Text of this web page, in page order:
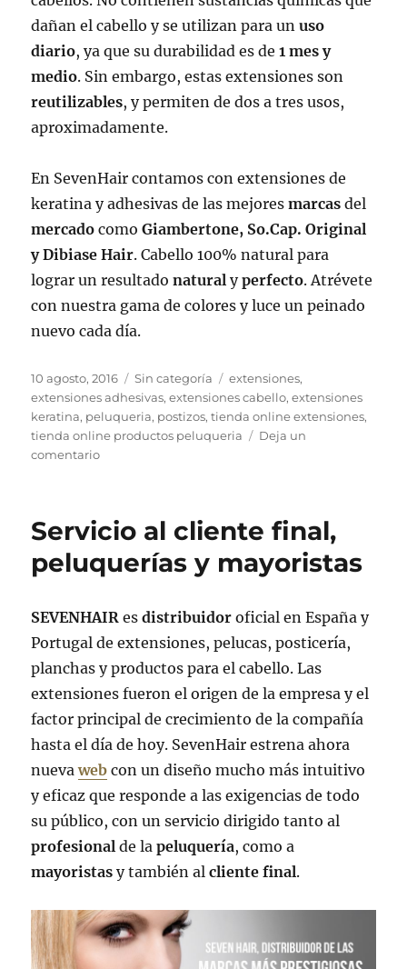
dañan el cabello y se utilizan para unuso
diario, ya que su durabilidad es de1 mes y
medio. Sin embargo, estas extensiones son
reutilizables, y permiten de dos a tres usos,
aproximadamente.
En SevenHair contamos con extensiones de
keratina y adhesivas de las mejoresmarcas del
mercado comoGiambertone, So.Cap. Original
y Dibiase Hair. Cabello 100% natural para
lograr un resultadonatural yperfecto. Atrévete
con nuestra gama de colores y luce un peinado
nuevo cada día.
Publicado
el
10 agosto, 2016 Categorías
Sin categoría Etiquetas
extensiones,
extensiones adhesivas,extensiones cabello,extensiones
keratina, peluqueria, postizos,tienda online extensiones,
tienda online productos peluqueria
Deja un
comentarioen
o
adhesivas?
Servicio al cliente final,
peluquerías y mayoristas
SEVENHAIR esdistribuidor oficial en España y
Portugal de extensiones, pelucas, posticería,
planchas y productos para el cabello. Las
extensiones fueron el origen de la empresa y el
factor principal de crecimiento de la compañía
hasta el día de hoy. SevenHair estrena ahora
nuevaweb con un diseño mucho más intuitivo
y eficaz que responde a las exigencias de todo
su público, con un servicio dirigido tanto al
profesional de lapeluquería, como a
mayoristas y también alcliente final.